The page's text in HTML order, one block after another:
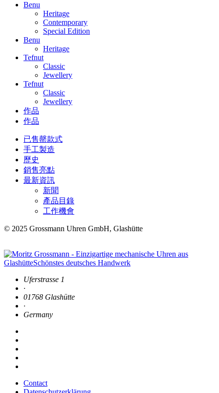
Benu
Heritage
Contemporary
Special Edition
Benu
Heritage
Tefnut
Classic
Jewellery
Tefnut
Classic
Jewellery
作品
作品
已售罄款式
手工製造
歷史
銷售亮點
最新資訊
新聞
產品目錄
工作機會
© 2025 Grossmann Uhren GmbH, Glashütte
Uferstrasse 1
·
01768 Glashütte
·
Germany
Contact